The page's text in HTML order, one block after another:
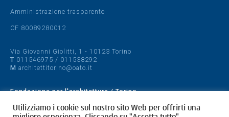
Amministrazione trasparente
CF 80089280012
Via Giovanni Giolitti, 1 - 10123 Torino
T 011546975 / 011538292
M architettitorino@oato.it
Fondazione per l'architettura / Torino
Designed by quattrolinee.it
Utilizziamo i cookie sul nostro sito Web per offrirti una